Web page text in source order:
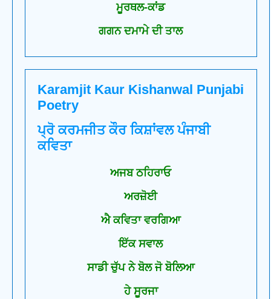
ਮੂਰਥਲ-ਕਾਂਡ
ਗਗਨ ਦਮਾਮੇ ਦੀ ਤਾਲ
Karamjit Kaur Kishanwal Punjabi
Poetry
ਪ੍ਰੋ ਕਰਮਜੀਤ ਕੌਰ ਕਿਸ਼ਾਂਵਲ ਪੰਜਾਬੀ
ਕਵਿਤਾ
ਅਜਬ ਠਹਿਰਾਓ
ਅਰਜ਼ੋਈ
ਐ ਕਵਿਤਾ ਵਰਗਿਆ
ਇੱਕ ਸਵਾਲ
ਸਾਡੀ ਚੁੱਪ ਨੇ ਬੋਲ ਜੋ ਬੋਲਿਆ
ਹੇ ਸੂਰਜਾ